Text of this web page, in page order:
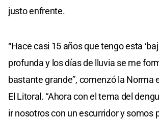
justo enfrente.
“Hace casi 15 años que tengo esta
profunda y los días de lluvia se me
bastante grande”, comenzó la Norma
El Litoral. “Ahora con el tema del
ir nosotros con un escurridor y somos